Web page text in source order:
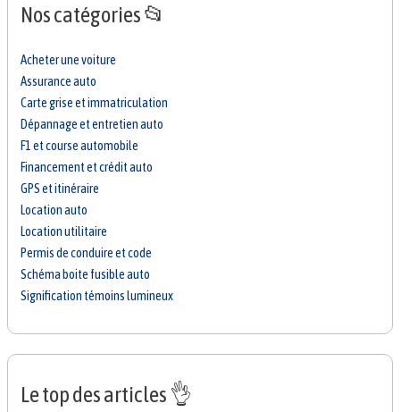
Nos catégories 📂
Acheter une voiture
Assurance auto
Carte grise et immatriculation
Dépannage et entretien auto
F1 et course automobile
Financement et crédit auto
GPS et itinéraire
Location auto
Location utilitaire
Permis de conduire et code
Schéma boite fusible auto
Signification témoins lumineux
Le top des articles 👌